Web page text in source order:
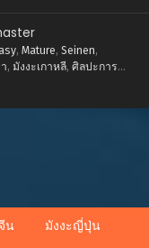
, Mature, Seinen,
, มังงะเกาหลี, ศิลปะการ
น
มังงะญี่ปุ่น